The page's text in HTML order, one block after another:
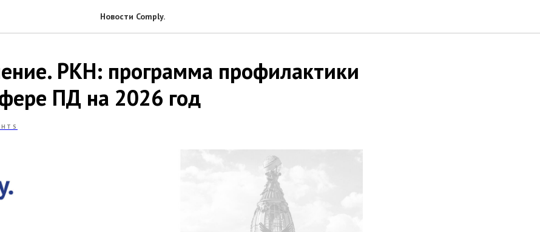
Новости Comply.
РКН: программа профилактики
ПД на 2026 год